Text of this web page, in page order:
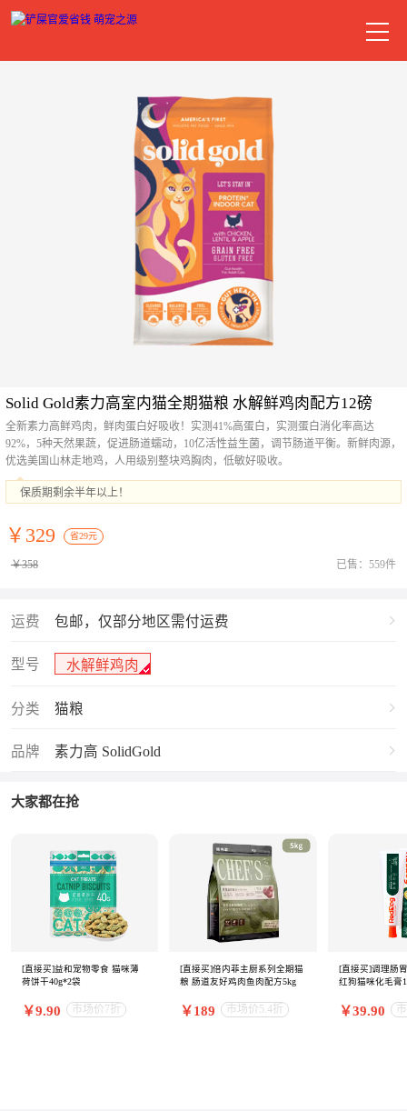
Solid Gold素力高室内猫全期猫粮 水解鲜鸡肉配方12磅
全新素力高鲜鸡肉，鲜肉蛋白好吸收！实测41%高蛋白，实测蛋白消化率高达
92%，5种天然果蔬，促进肠道蠕动，10亿活性益生菌，调节肠道平衡。新鲜肉源，
优选美国山林走地鸡，人用级别整块鸡胸肉，低敏好吸收。
保质期剩余半年以上！
￥329 省29元
￥358 已售：559件
运费 包邮，仅部分地区需付运费
型号 水解鲜鸡肉
分类 猫粮
品牌 素力高 SolidGold
大家都在抢
[直接买]益和宠物零食 猫咪薄
荷饼干40g*2袋
￥9.90 市场价7折
[直接买]倍内菲主厨系列全期猫
粮 肠道友好鸡肉鱼肉配方5kg
￥189 市场价5.4折
[直接买]调理肠
红狗猫咪化毛膏
￥39.90